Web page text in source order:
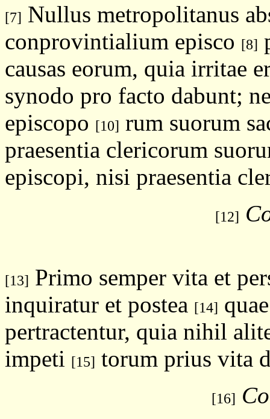
[7] Nullus metropolitanus
conprovintialium episco [8]
causas eorum, quia irritae
synodo pro facto dabunt;
episcopo [10] rum suorum
praesentia clericorum
episcopi, nisi praesentia
[12]
[13] Primo semper vita et
inquiratur et postea [14]
pertractentur, quia nihil
impeti [15] torum prius vita
[16]